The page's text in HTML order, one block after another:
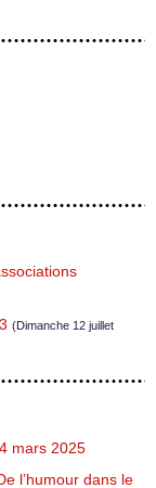
(Dimanche 12 juillet
mars 2025
l’humour dans le